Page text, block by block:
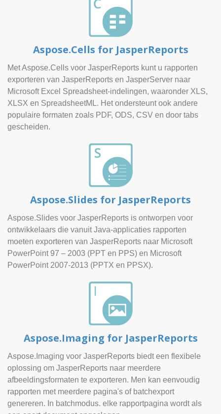
Aspose.Cells for JasperReports
Met Aspose.Cells voor JasperReports kunt u rapporten
exporteren van JasperReports en JasperServer naar
Microsoft Excel Spreadsheet-indelingen, waaronder XLS,
XLSX en SpreadsheetML. Het ondersteunt ook andere
populaire formaten zoals PDF, ODS, CSV en door tabs
gescheiden.
Aspose.Slides for JasperReports
Aspose.Slides voor JasperReports is ontworpen voor
ontwikkelaars die vanuit Java-applicaties rapporten
moeten exporteren van JasperReports naar Microsoft
PowerPoint 97 – 2003 (PPT en PPS) en Microsoft
PowerPoint 2007-2013 (PPTX en PPSX).
Aspose.Imaging for JasperReports
Aspose.Imaging voor JasperReports biedt een flexibele
oplossing om JasperReports naar meerdere
afbeeldingsformaten te exporteren. Men kan eenvoudig
rapporten met meerdere pagina's of batchexport
genereren. In batchmodus. elke rapportpagina wordt als